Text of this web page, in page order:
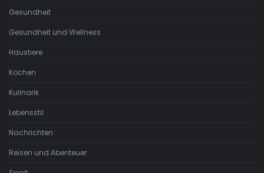
Gesundheit
Gesundheit und Wellness
Haustiere
Kochen
Kulinarik
Lebensstil
Nachrichten
Reisen und Abenteuer